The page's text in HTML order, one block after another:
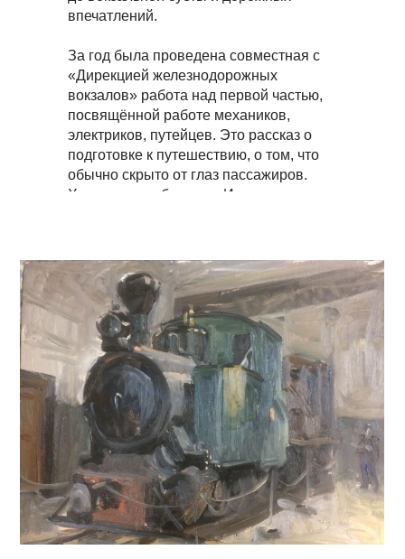
впечатлений.
За год была проведена совместная с
«Дирекцией железнодорожных
вокзалов» работа над первой частью,
посвящённой работе механиков,
электриков, путейцев. Это рассказ о
подготовке к путешествию, о том, что
обычно скрыто от глаз пассажиров.
Художники работали в Иванове и
мастерские.